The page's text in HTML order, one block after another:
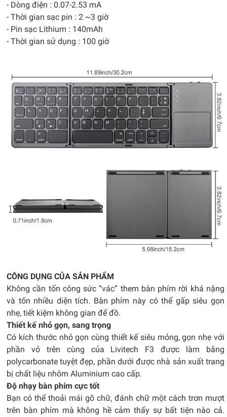
- Dòng điện : 0.07-2.53 mA
- Thời gian sạc pin : 2 ~3 giờ
- Pin sạc Lithium : 140mAh
- Thời gian sử dụng : 100 giờ
CÔNG DỤNG CỦA SẢN PHẨM
Không cần tốn công sức “vác” them bàn phím rời khá nặng
và tốn nhiều diện tích. Bàn phím này có thể gấp siêu gọn
nhẹ, tiết kiệm không gian để đồ.
Thiết kế nhỏ gọn, sang trọng
Có kích thước nhỏ gọn cùng thiết kế siêu mỏng, gọn nhẹ với
phần vỏ trên cùng của Livitech F3 được làm bằng
polycarbonate tuyệt đẹp, phần dưới được nhà sản xuất trang
bị chất liệu nhôm Aluminium cao cấp.
Độ nhạy bàn phím cực tốt
Bạn có thể thoải mái gõ chữ, đánh chữ một cách trơn mượt
trên bàn phím mà không hề cảm thấy sự bất tiện nào cả.